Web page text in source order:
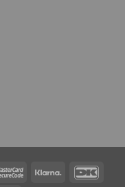
MasterCardKlarna